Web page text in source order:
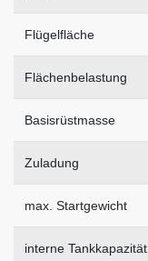
Flügelfläche
Flächenbelastung
Basisrüstmasse
Zuladung
max. Startgewicht
interne Tankkapazität